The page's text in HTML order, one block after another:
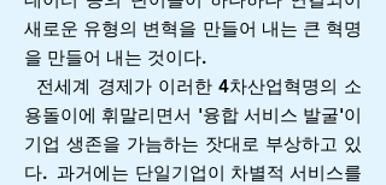
새로운 유형의 변혁을 만들어 내는 큰 혁명
을 만들어 내는 것이다.
전세계 경제가 이러한 4차산업혁명의 소
용돌이에 휘말리면서 '융합 서비스 발굴'이
기업 생존을 가늠하는 잣대로 부상하고 있
다.과거에는 단일기업이 차별적 서비스를